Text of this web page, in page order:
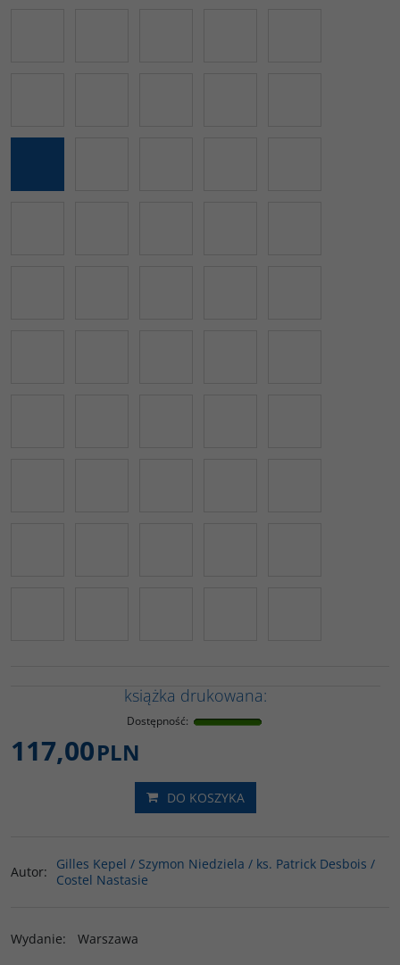
książka drukowana:
Dostępność:
117,00PLN
DO KOSZYKA
Autor:
Gilles Kepel / Szymon Niedziela / ks. Patrick Desbois /
Costel Nastasie
Wydanie:
Warszawa